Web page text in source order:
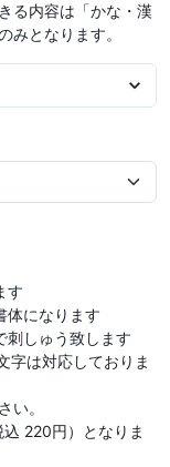
る内容は「かな・漢
みとなります。
す
体になります
刺しゅう致します
字は対応しておりま
い。
220円）となりま